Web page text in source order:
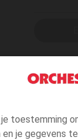
toestemming
je gegevens te